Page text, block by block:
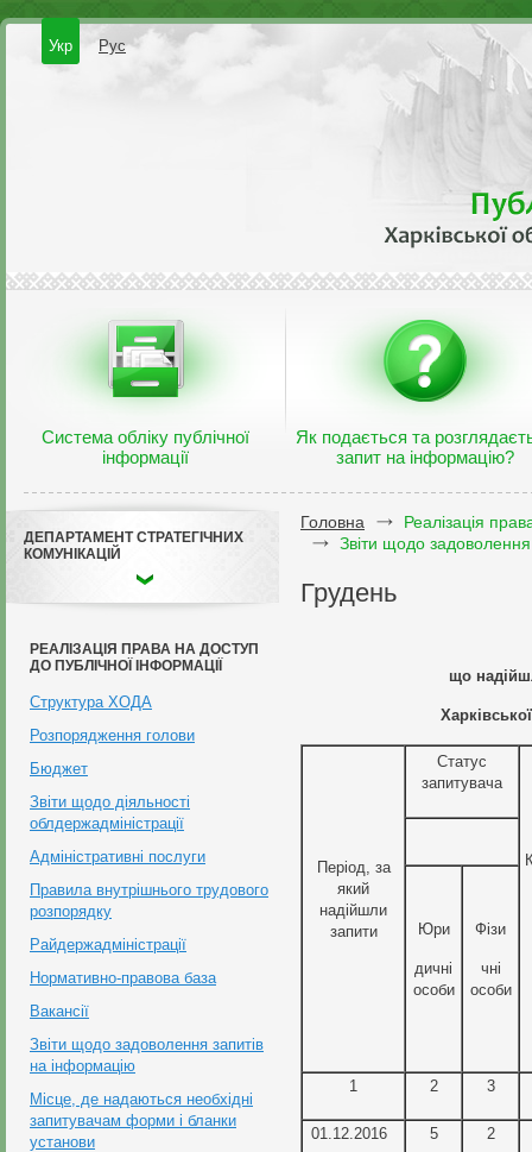
Укр Рус
Система обліку публічної
інформації
Як подається та
запит на інформацію?
ДЕПАРТАМЕНТ СТРАТЕГІЧНИХ
КОМУНІКАЦІЙ
РЕАЛІЗАЦІЯ ПРАВА НА ДОСТУП
ДО ПУБЛІЧНОЇ ІНФОРМАЦІЇ
Структура ХОДА
Розпорядження голови
Бюджет
Звіти щодо діяльності
облдержадміністрації
Адміністративні послуги
Правила внутрішнього трудового
розпорядку
Райдержадміністрації
Нормативно-правова база
Вакансії
Звіти щодо задоволення запитів
на інформацію
Місце, де надаються необхідні
запитувачам форми і бланки
установи
Головна
Реалізація
Звіти щодо
Грудень
що
Період, за
який
надійшли
запити
Статус
запитувача
Юри
дичні
особи
Фізи
чні
особи
1 2 3
01.12.2016 5 2